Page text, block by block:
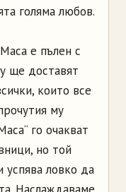
голяма любов.
е пълен с
ще доставят
които все
му
го очакват
но той
успява ловко да
Наслаждаваме